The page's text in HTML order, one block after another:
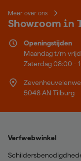
Meer over ons
Showroom in
Openingstijden
Maandag t/m
Zaterdag 08:00 -
5048 AN Tilburg
Verfwebwinkel